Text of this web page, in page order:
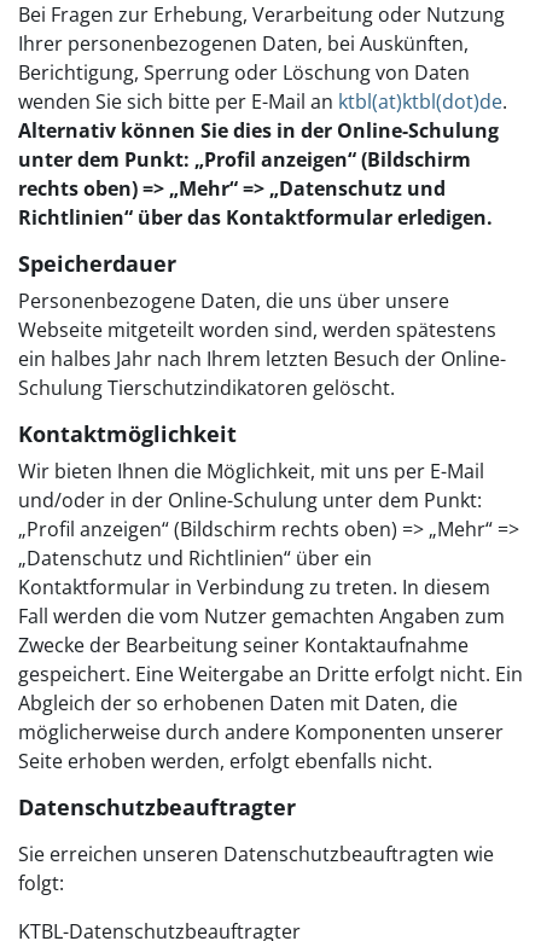
Bei Fragen zur Erhebung, Verarbeitung oder Nutzung
Ihrer personenbezogenen Daten, bei Auskünften,
Berichtigung, Sperrung oder Löschung von Daten
wenden Sie sich bitte per E-Mail an ktbl(at)ktbl(dot)de.
Alternativ können Sie dies in der Online-Schulung
unter dem Punkt: „Profil anzeigen“ (Bildschirm
rechts oben) => „Mehr“ => „Datenschutz und
Richtlinien“ über das Kontaktformular erledigen.
Speicherdauer
Personenbezogene Daten, die uns über unsere
Webseite mitgeteilt worden sind, werden spätestens
ein halbes Jahr nach Ihrem letzten Besuch der Online-
Schulung Tierschutzindikatoren gelöscht.
Kontaktmöglichkeit
Wir bieten Ihnen die Möglichkeit, mit uns per E-Mail
und/oder in der Online-Schulung unter dem Punkt:
„Profil anzeigen“ (Bildschirm rechts oben) => „Mehr“ =>
„Datenschutz und Richtlinien“ über ein
Kontaktformular in Verbindung zu treten. In diesem
Fall werden die vom Nutzer gemachten Angaben zum
Zwecke der Bearbeitung seiner Kontaktaufnahme
gespeichert. Eine Weitergabe an Dritte erfolgt nicht. Ein
Abgleich der so erhobenen Daten mit Daten, die
möglicherweise durch andere Komponenten unserer
Seite erhoben werden, erfolgt ebenfalls nicht.
Datenschutzbeauftragter
Sie erreichen unseren Datenschutzbeauftragten wie
folgt:
KTBL-Datenschutzbeauftragter